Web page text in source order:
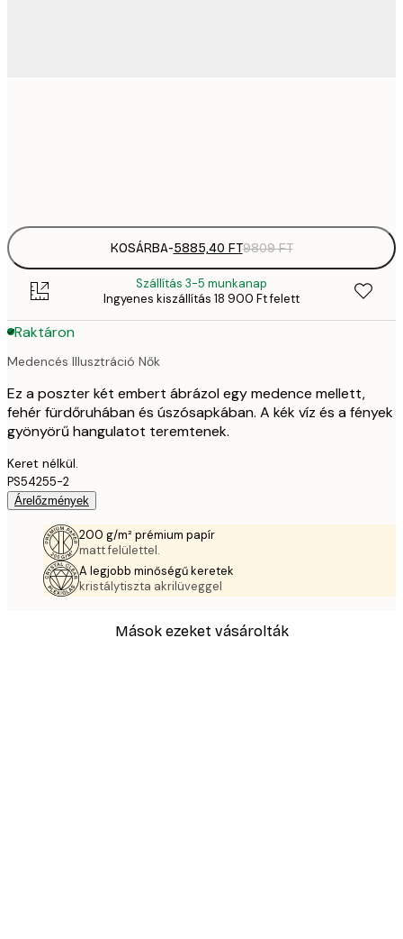
KOSÁRBA-5885,40 FT9809 FT
Szállítás 3-5 munkanap
Ingyenes kiszállítás 18 900 Ft felett
Raktáron
Medencés Illusztráció Nők
Ez a poszter két embert ábrázol egy medence mellett,
fehér fürdőruhában és úszósapkában. A kék víz és a fények
gyönyörű hangulatot teremtenek.
Keret nélkül.
PS54255-2
Árelőzmények
200 g/m² prémium papír
matt felülettel.
A legjobb minőségű keretek
kristálytiszta akrilüveggel
Mások ezeket vásárolták